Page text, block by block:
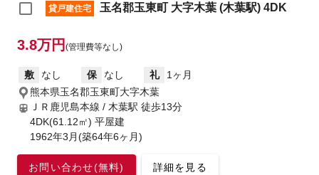
貸戸建住宅 玉名郡玉東町 大字木葉 (木葉駅) 4DK
3.8万円 (管理費等なし)
敷 なし 保 なし 礼
1ヶ月
熊本県玉名郡玉東町大字木葉
ＪＲ鹿児島本線 / 木葉駅 徒歩13分
4DK(61.12㎡) 平屋建
1962年3月(築64年6ヶ月)
お問い合わせ(無料) 詳細を見る